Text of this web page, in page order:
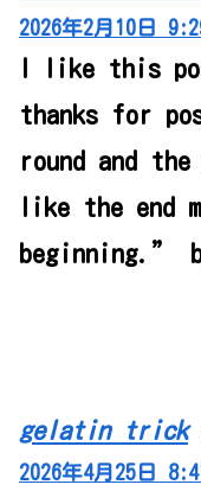
2026年2月10日
I like this
thanks for
round and the
like the end
beginning.”
gelatin trick
2026年4月25日